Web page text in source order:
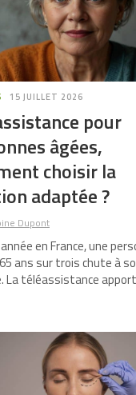
15 JUILLET 2026
pour
âgées,
choisir la
adaptée ?
Dupont
en France, une
ans sur trois chute à
La téléassistance